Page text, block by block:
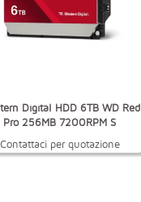
Digital HDD 6TB WD Red
Pro 256MB 7200RPM S
Contattaci per quotazione